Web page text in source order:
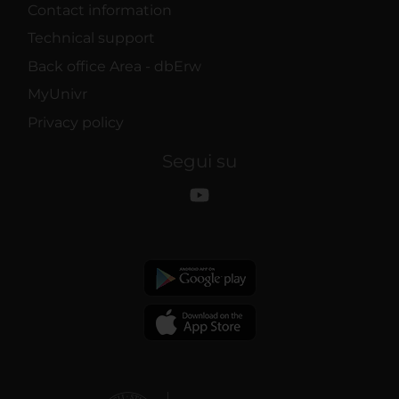
Contact information
Technical support
Back office Area - dbErw
MyUnivr
Privacy policy
Segui su